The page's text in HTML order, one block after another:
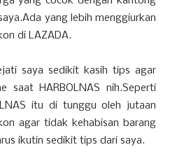
yang lebih menggiurkan
di LAZADA.
saya sedikit kasih tips agar
saat HARBOLNAS nih.Seperti
itu di tunggu oleh jutaan
agar tidak kehabisan barang
ikutin sedikit tips dari saya.